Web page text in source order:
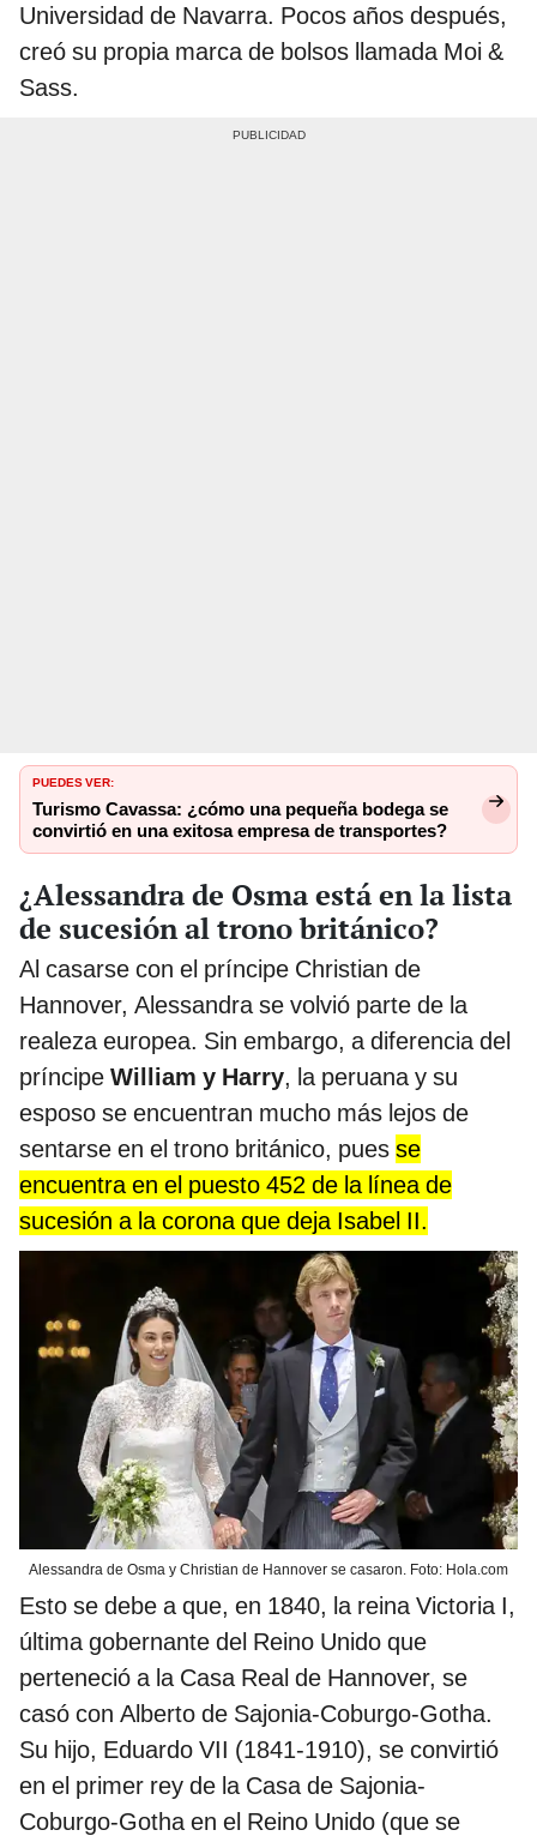
Universidad de Navarra. Pocos años después,
creó su propia marca de bolsos llamada Moi &
Sass.
PUEDES VER:
Turismo Cavassa: ¿cómo una pequeña bodega se
convirtió en una exitosa empresa de transportes?
¿Alessandra de Osma está en la lista
de sucesión al trono británico?
Al casarse con el príncipe Christian de
Hannover, Alessandra se volvió parte de la
realeza europea. Sin embargo, a diferencia del
príncipe William y Harry, la peruana y su
esposo se encuentran mucho más lejos de
sentarse en el trono británico, pues se
encuentra en el puesto 452 de la línea de
sucesión a la corona que deja Isabel II.
Alessandra de Osma y Christian de Hannover se casaron. Foto: Hola.com
Esto se debe a que, en 1840, la reina Victoria I,
última gobernante del Reino Unido que
perteneció a la Casa Real de Hannover, se
casó con Alberto de Sajonia-Coburgo-Gotha.
Su hijo, Eduardo VII (1841-1910), se convirtió
en el primer rey de la Casa de Sajonia-
Coburgo-Gotha en el Reino Unido (que se